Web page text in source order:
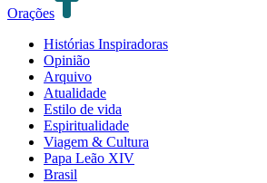
Orações
Histórias Inspiradoras
Opinião
Arquivo
Atualidade
Estilo de vida
Espiritualidade
Viagem & Cultura
Papa Leão XIV
Brasil